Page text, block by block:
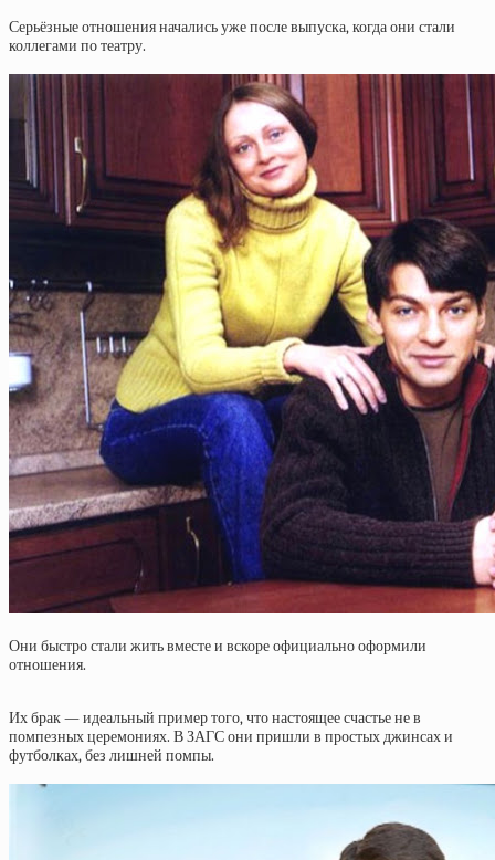
Серьёзные отношения начались уже после выпуска, когда они стали
коллегами по театру.
Они быстро стали жить вместе и вскоре официально оформили
отношения.
Их брак — идеальный пример того, что настоящее счастье не в
помпезных церемониях. В ЗАГС они пришли в простых джинсах и
футболках, без лишней помпы.